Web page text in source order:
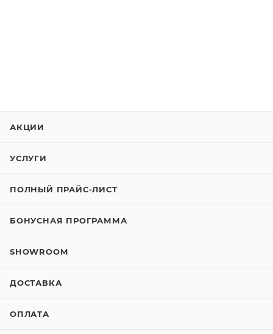
АКЦИИ
УСЛУГИ
ПОЛНЫЙ ПРАЙС-ЛИСТ
БОНУСНАЯ ПРОГРАММА
SHOWROOM
ДОСТАВКА
ОПЛАТА